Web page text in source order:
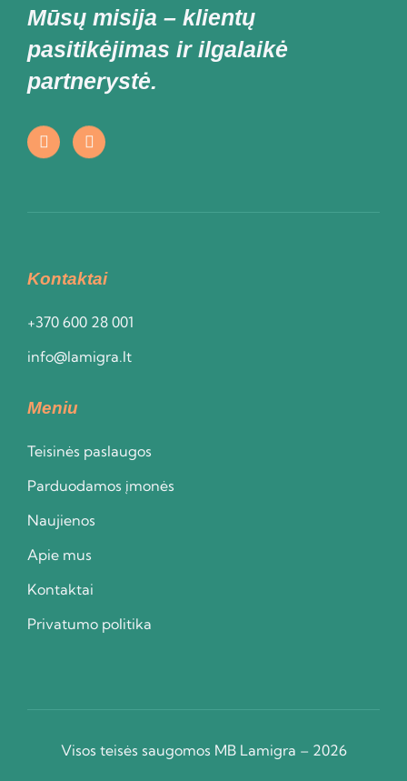
Mūsų misija – klientų
pasitikėjimas ir ilgalaikė
partnerystė.
Kontaktai
+370 600 28 001
info@lamigra.lt
Meniu
Teisinės paslaugos
Parduodamos įmonės
Naujienos
Apie mus
Kontaktai
Privatumo politika
Visos teisės saugomos MB Lamigra – 2026